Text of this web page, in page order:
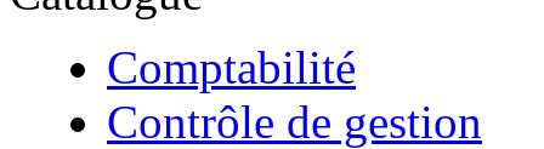
Comptabilité
Contrôle de gestion